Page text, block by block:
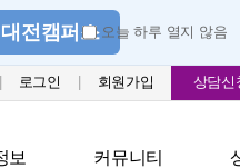
대전캠퍼스오늘 하루 열지 않음
로그인 회원가입 상담신
보 커뮤니티